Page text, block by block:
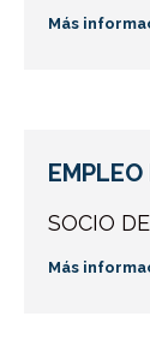
Más
SOCIO
Más